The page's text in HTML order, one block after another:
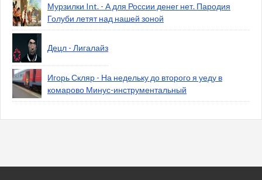
Мурзилки Int. - А для России денег нет. Пародия
Голуби летят над нашей зоной
Децл - Лигалайз
Игорь Скляр - На недельку до второго я уеду в
комарово Минус-инструментальный